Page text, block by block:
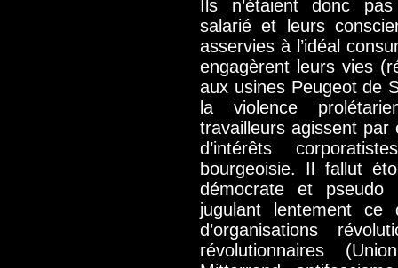
Ils n’étaient donc pas
salarié et leurs
asservies à l’idéal
engagèrent leurs vies
aux usines Peugeot de
la violence
travailleurs agissent
d’intérêts
bourgeoisie. Il fallut
démocrate et pseudo
jugulant lentement
d’organisations
révolutionnaires